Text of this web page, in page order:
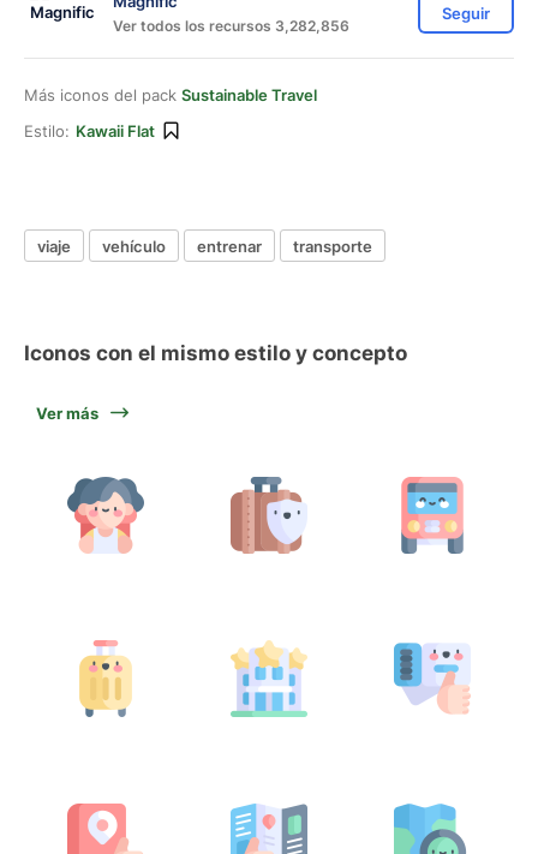
Ver todos los recursos 3,282,856
Seguir
Más iconos del pack Sustainable Travel
Estilo: Kawaii Flat
viaje vehículo entrenar transporte
Iconos con el mismo estilo y concepto
Ver más